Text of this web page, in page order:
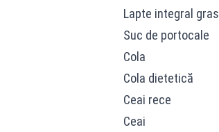
Lapte integral gras
Suc de portocale
Cola
Cola dietetică
Ceai rece
Ceai